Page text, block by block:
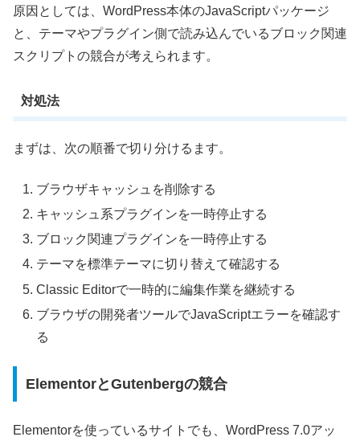
原因としては、WordPress本体のJavaScriptパッケージ
と、テーマやプラグイン側で読み込んでいるブロック関連
スクリプトの競合が考えられます。
対処法
まずは、次の順番で切り分けるます。
ブラウザキャッシュを削除する
キャッシュ系プラグインを一時停止する
ブロック関連プラグインを一時停止する
テーマを標準テーマに切り替えて確認する
Classic Editorで一時的に編集作業を継続する
ブラウザの開発者ツールでJavaScriptエラーを確認す
る
ElementorとGutenbergの競合
Elementorを使っているサイトでも、WordPress 7.0アッ